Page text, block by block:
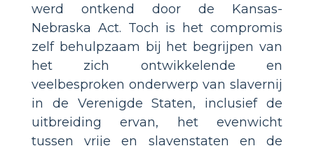
werd ontkend door de Kansas-
Nebraska Act. Toch is het compromis
zelf behulpzaam bij het begrijpen van
het zich ontwikkelende en
veelbesproken onderwerp van slavernij
in de Verenigde Staten, inclusief de
uitbreiding ervan, het evenwicht
tussen vrije en slavenstaten en de